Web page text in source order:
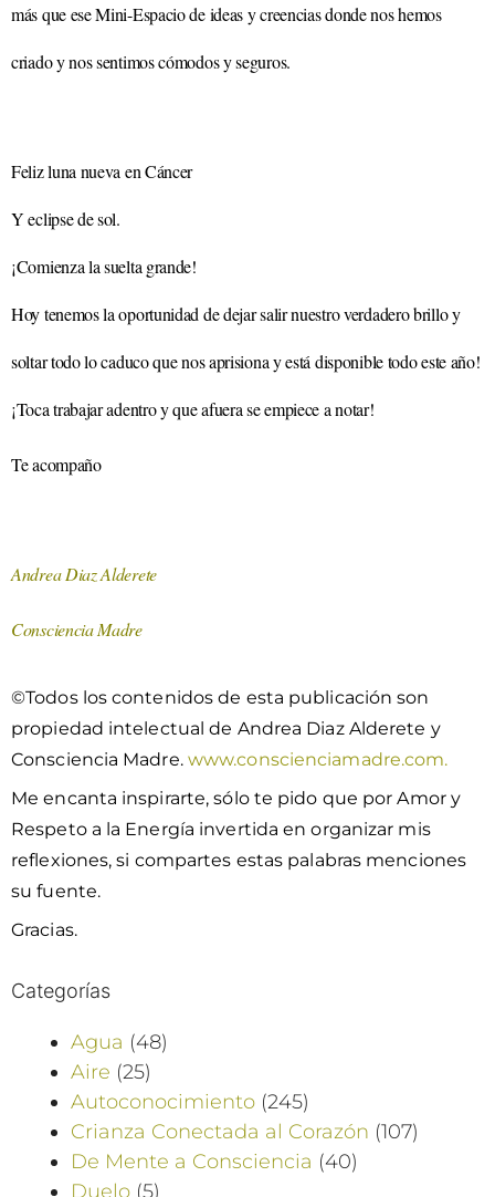
más que ese Mini-Espacio de ideas y creencias donde nos hemos
criado y nos sentimos cómodos y seguros.
Feliz luna nueva en Cáncer
Y eclipse de sol.
¡Comienza la suelta grande!
Hoy tenemos la oportunidad de dejar salir nuestro verdadero brillo y
soltar todo lo caduco que nos aprisiona y está disponible todo este año!
¡Toca trabajar adentro y que afuera se empiece a notar!
Te acompaño
Andrea Diaz Alderete
Consciencia Madre
©Todos los contenidos de esta publicación son
propiedad intelectual de Andrea Diaz Alderete y
Consciencia Madre. www.conscienciamadre.com.
Me encanta inspirarte, sólo te pido que por Amor y
Respeto a la Energía invertida en organizar mis
reflexiones, si compartes estas palabras menciones
su fuente.
Gracias.
Categorías
Agua (48)
Aire (25)
Autoconocimiento (245)
Crianza Conectada al Corazón (107)
De Mente a Consciencia (40)
Duelo (5)